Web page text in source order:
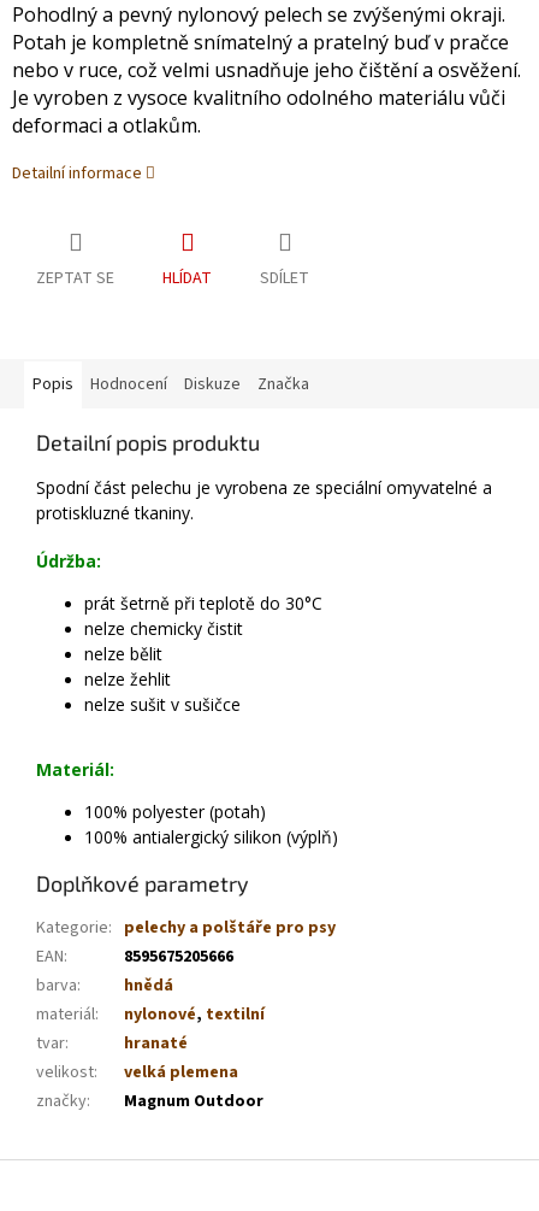
Pohodlný a pevný nylonový pelech se zvýšenými okraji.
Potah je kompletně snímatelný a pratelný buď v pračce
nebo v ruce, což velmi usnadňuje jeho čištění a osvěžení.
Je vyroben z vysoce kvalitního odolného materiálu vůči
deformaci a otlakům.
Detailní informace
ZEPTAT SE HLÍDAT SDÍLET
Popis Hodnocení Diskuze Značka
Detailní popis produktu
Spodní část pelechu je vyrobena ze speciální omyvatelné a
protiskluzné tkaniny.
Údržba:
prát šetrně při teplotě do 30°C
nelze chemicky čistit
nelze bělit
nelze žehlit
nelze sušit v sušičce
Materiál:
100% polyester (potah)
100% antialergický silikon (výplň)
Doplňkové parametry
Kategorie: pelechy a polštáře pro psy
EAN:
8595675205666
barva:
hnědá
materiál: nylonové, textilní
tvar:
hranaté
velikost:
velká plemena
značky: Magnum Outdoor